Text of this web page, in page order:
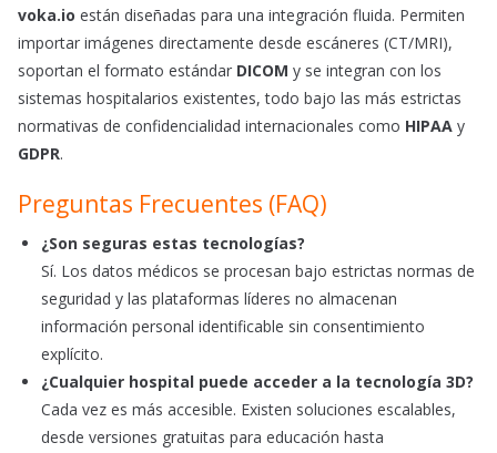
voka.io están diseñadas para una integración fluida. Permiten
importar imágenes directamente desde escáneres (CT/MRI),
soportan el formato estándar DICOM y se integran con los
sistemas hospitalarios existentes, todo bajo las más estrictas
normativas de confidencialidad internacionales como HIPAA y
GDPR.
Preguntas Frecuentes (FAQ)
¿Son seguras estas tecnologías?
Sí. Los datos médicos se procesan bajo estrictas normas de
seguridad y las plataformas líderes no almacenan
información personal identificable sin consentimiento
explícito.
¿Cualquier hospital puede acceder a la tecnología 3D?
Cada vez es más accesible. Existen soluciones escalables,
desde versiones gratuitas para educación hasta